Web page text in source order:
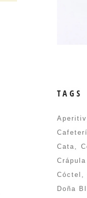
TAGS
Cata
Cóctel
Doña